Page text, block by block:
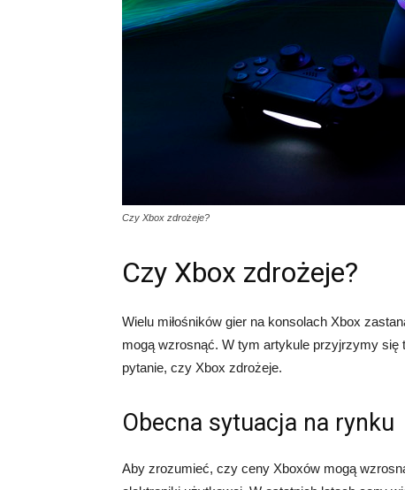
Czy Xbox zdrożeje?
Czy Xbox zdrożeje?
Wielu miłośników gier na konsolach Xbox
mogą wzrosnąć. W tym artykule przyjrzymy się
pytanie, czy Xbox zdrożeje.
Obecna sytuacja na rynku
Aby zrozumieć, czy ceny Xboxów mogą